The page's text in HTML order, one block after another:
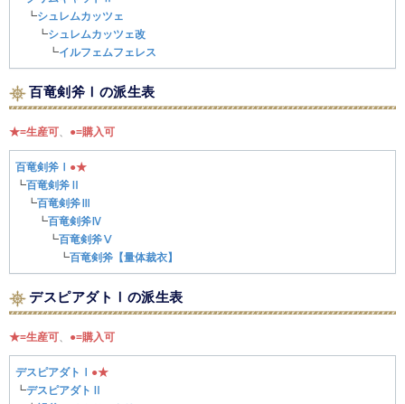
┗シュレムカッツェ
┗シュレムカッツェ改
┗イルフェムフェレス
百竜剣斧Ⅰの派生表
★=生産可 ●=購入可
百竜剣斧Ⅰ ●★
┗百竜剣斧Ⅱ
┗百竜剣斧Ⅲ
┗百竜剣斧Ⅳ
┗百竜剣斧Ⅴ
┗百竜剣斧【量体裁衣】
デスピアダトⅠの派生表
★=生産可 ●=購入可
デスピアダトⅠ ●★
┗デスピアダトⅡ